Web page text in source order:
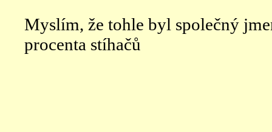
Myslím, že tohle byl společný
procenta stíhačů